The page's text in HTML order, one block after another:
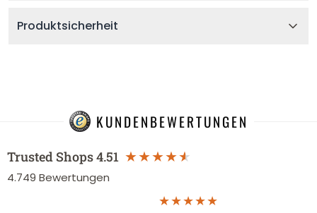
Produktsicherheit
KUNDENBEWERTUNGEN
Trusted Shops4.51
4.749 Bewertungen